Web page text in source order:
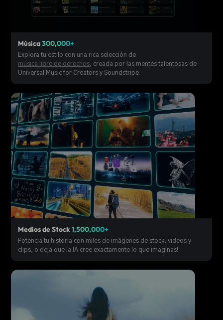
Música300,000+
Explora tu estilo con una rica selección de
música libre de derechos, creada por las mentes talentosas de
Universal Music for Creators y Soundstripe.
Medios de Stock1,500,000+
Potencia tu historia con miles de imágenes de stock, videos y
clips, o deja que la IA cree exactamente lo que imaginas!